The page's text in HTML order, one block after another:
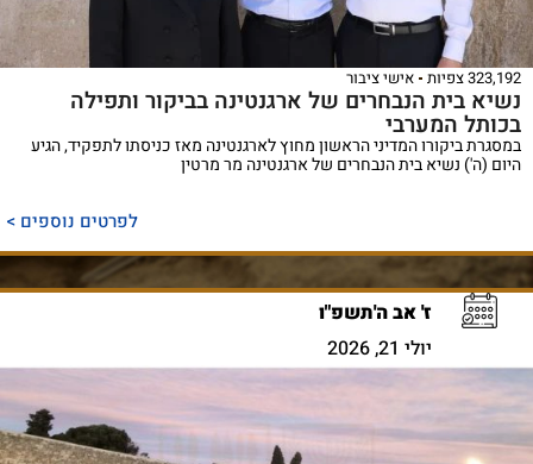
323,192 צפיות אישי ציבור
נשיא בית הנבחרים של ארגנטינה בביקור ותפילה
בכותל המערבי
במסגרת ביקורו המדיני הראשון מחוץ לארגנטינה מאז כניסתו לתפקיד, הגיע
היום (ה') נשיא בית הנבחרים של ארגנטינה מר מרטין
לפרטים נוספים >
ז' אב ה'תשפ"ו
יולי 21, 2026